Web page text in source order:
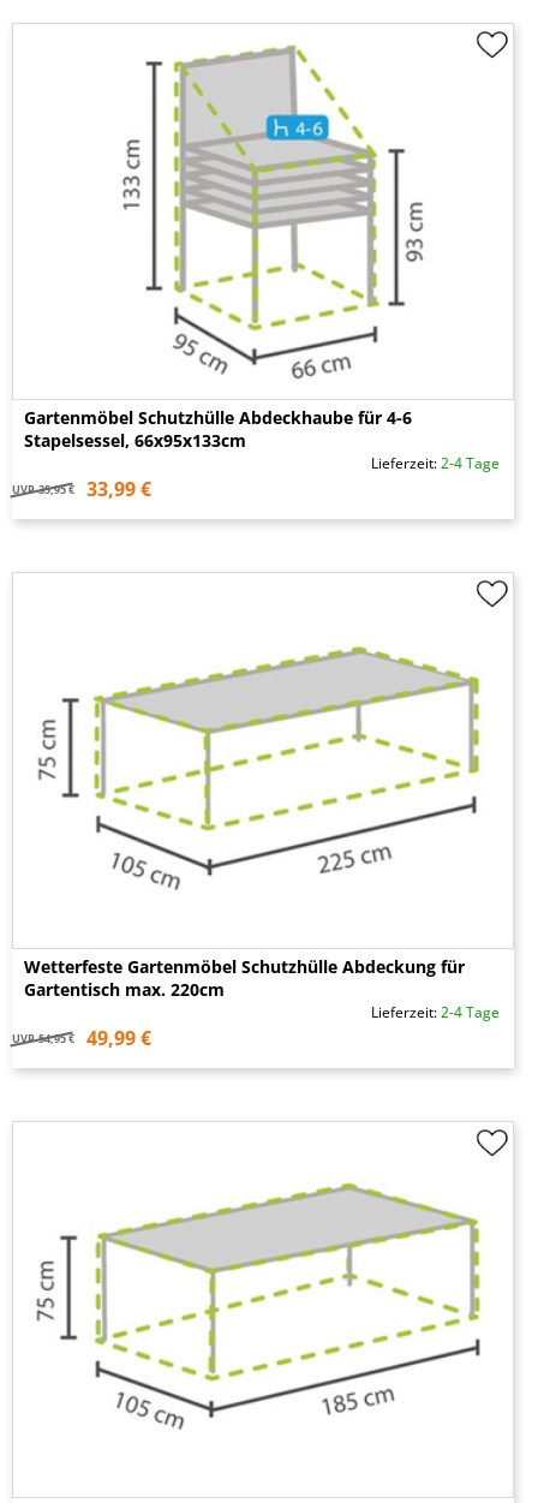
Gartenmöbel Schutzhülle Abdeckhaube für 4-6
Stapelsessel, 66x95x133cm
Lieferzeit:2-4 Tage
UVP 35,95 € 33,99 €
Wetterfeste Gartenmöbel Schutzhülle Abdeckung für
Gartentisch max. 220cm
Lieferzeit:2-4 Tage
UVP 54,95 € 49,99 €